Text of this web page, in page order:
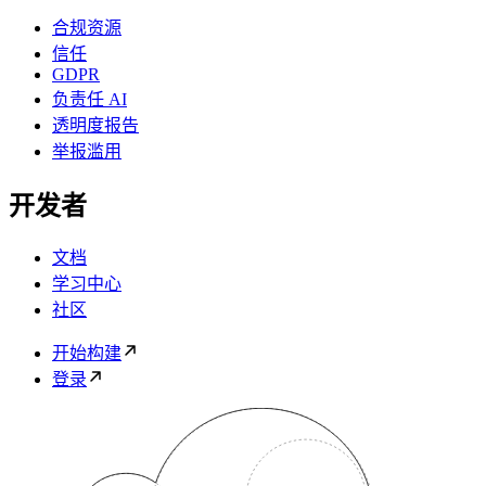
合规资源
信任
GDPR
负责任 AI
透明度报告
举报滥用
开发者
文档
学习中心
社区
开始构建
登录